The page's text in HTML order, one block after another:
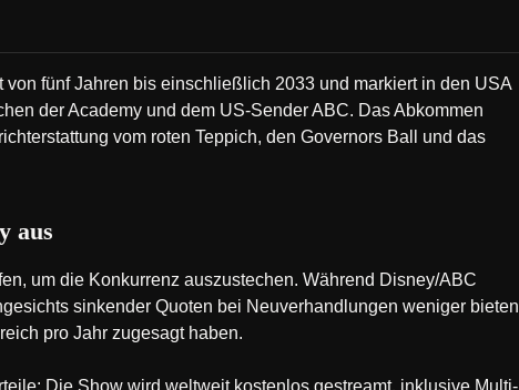
fünf Jahren bis einschließlich 2033 und markiert in den USA
der Academy und dem US-Sender ABC. Das Abkommen
vom roten Teppich, den Governors Ball und das
aus
um die Konkurrenz auszustechen. Während Disney/ABC
sinkender Quoten bei Neuverhandlungen weniger bieten
pro Jahr zugesagt haben.
Die Show wird weltweit kostenlos gestreamt, inklusive Multi-